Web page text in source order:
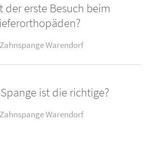
für Kieferorthopädie ist ein
der erste Besuch beim
Warendorf
Zeitpunkt für die erste Untersuchung
ist die richtige?
Warendorf